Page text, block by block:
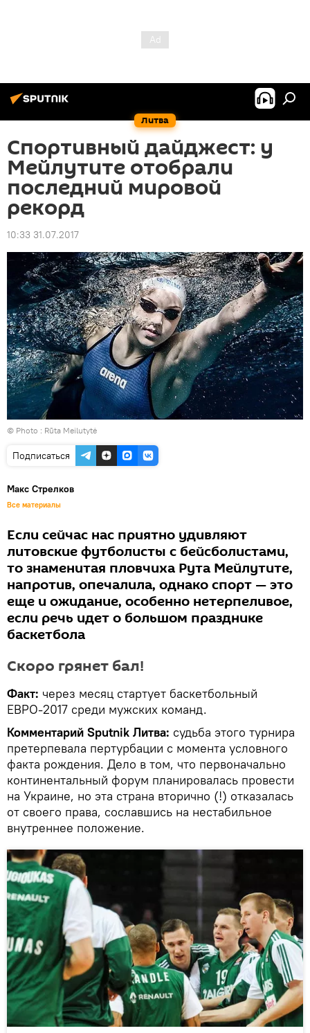
Литва
Спортивный дайджест: у
Мейлутите отобрали
последний мировой
рекорд
10:33 31.07.2017
© Photo : Rūta Meilutytė
Подписаться
Макс Стрелков
Все материалы
Если сейчас нас приятно удивляют
литовские футболисты с бейсболистами,
то знаменитая пловчиха Рута Мейлутите,
напротив, опечалила, однако спорт — это
еще и ожидание, особенно нетерпеливое,
если речь идет о большом празднике
баскетбола
Скоро грянет бал!
Факт: через месяц стартует баскетбольный
ЕВРО-2017 среди мужских команд.
Комментарий Sputnik Литва: судьба этого турнира
претерпевала пертурбации с момента условного
факта рождения. Дело в том, что первоначально
континентальный форум планировалась провести
на Украине, но эта страна вторично (!) отказалась
от своего права, сославшись на нестабильное
внутреннее положение.